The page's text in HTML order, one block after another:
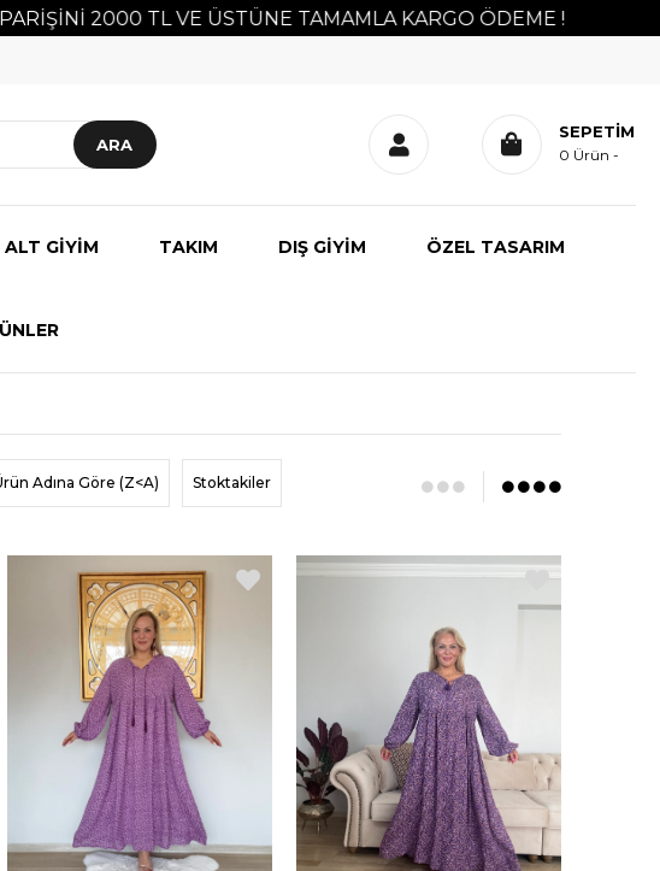
2000 TL VE ÜSTÜNE TAMAMLA KARGO ÖDEME !
SEPETIM
0 Ürün
ALT GİYİM TAKIM DIŞ GİYİM ÖZEL TASARIM
Adına Göre (Z<A) Stoktakiler